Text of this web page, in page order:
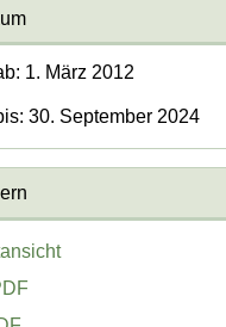
1. März 2012
30. September 2024